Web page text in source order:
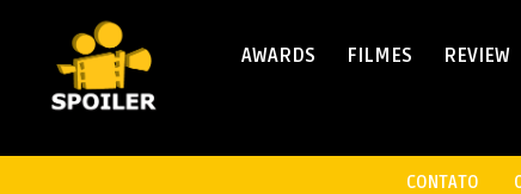
AWARDS FILMES REVIEW
CONTATO